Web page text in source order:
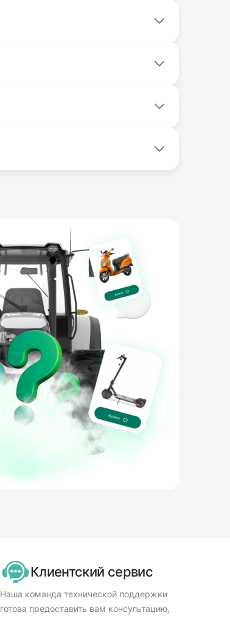
Клиентский сервис
Наша команда технической поддержки
готова предоставить вам консультацию,